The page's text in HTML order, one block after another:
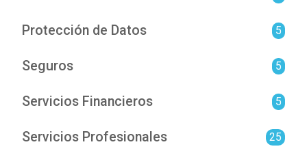
Protección de Datos 5
Seguros 5
Servicios Financieros 5
Servicios Profesionales 25